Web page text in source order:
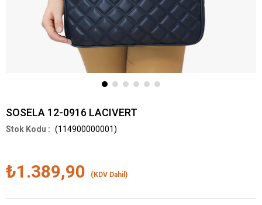
SOSELA 12-0916 LACIVERT
(114900000001)
₺1.389,90 (KDV Dahil)